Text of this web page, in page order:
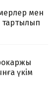
мен
тартылып
үкім